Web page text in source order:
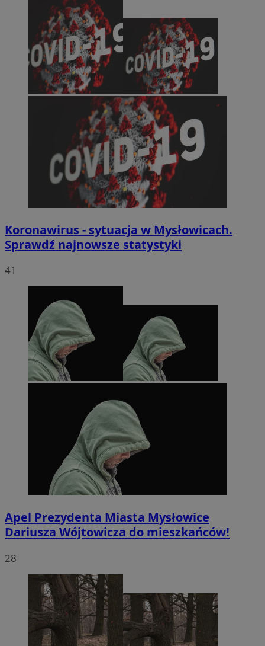
Koronawirus - sytuacja w Mysłowicach.
Sprawdź najnowsze statystyki
41
Apel Prezydenta Miasta Mysłowice
Dariusza Wójtowicza do mieszkańców!
28